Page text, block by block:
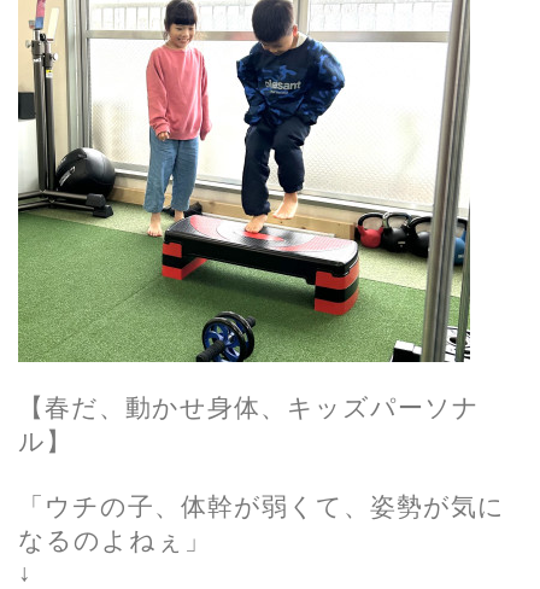
【春だ、動かせ身体、キッズパーソナ
ル】
「ウチの子、体幹が弱くて、姿勢が気に
なるのよねぇ」
↓